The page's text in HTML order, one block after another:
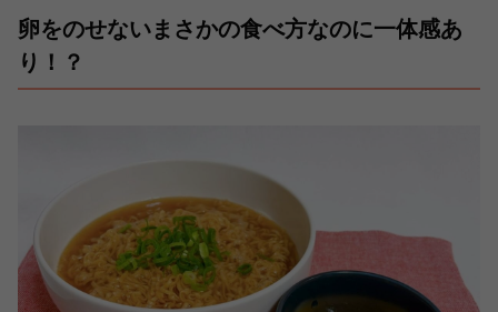
卵をのせないまさかの食べ方なのに一体感あ
り！？